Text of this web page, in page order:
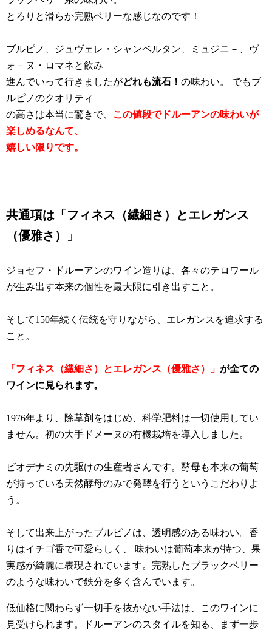
とろりと滑らか完熟ベリーな感じなのです！
ブルピノ、ジュヴェレ・シャンベルタン、ミュジニ－、ヴ
ォ－ヌ・ロマネと飲み
進んでいって行きましたがどれも流石！ の味わい。 でもブ
ルピノのクオリティ
の高さは本当に驚きで、 この値段でドルーアンの味わいが
楽しめるなんて、
嬉しい限りです。
共通項は「フィネス（繊細さ）とエレガンス
（優雅さ）」
ジョセフ・ドルーアンのワイン造りは、各々のテロワール
が生み出す本来の個性を最大限に引き出すこと。
そして150年続く伝統を守りながら、エレガンスを追求する
こと。
「フィネス（繊細さ）とエレガンス（優雅さ）」 が全ての
ワインに見られます。
1976年より、除草剤をはじめ、科学肥料は一切使用してい
ません。初の大手ドメーヌの有機栽培を導入しました。
ビオデナミの先駆けの生産者さんです。酵母も本来の葡萄
が持っている天然酵母のみで発酵を行うというこだわりよ
う。
そして出来上がったブルピノは、透明感のある味わい。香
りはイチゴ香で可愛らしく、 味わいは葡萄本来が持つ、果
実感が綺麗に表現されています。完熟したブラックベリー
のような味わいで鉄分を多く含んでいます。
低価格に関わらず一切手を抜かない手法は、このワインに
見受けられます。ドルーアンのスタイルを知る、まず一歩